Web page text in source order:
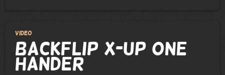
Video
Backflip X-up One
Hander